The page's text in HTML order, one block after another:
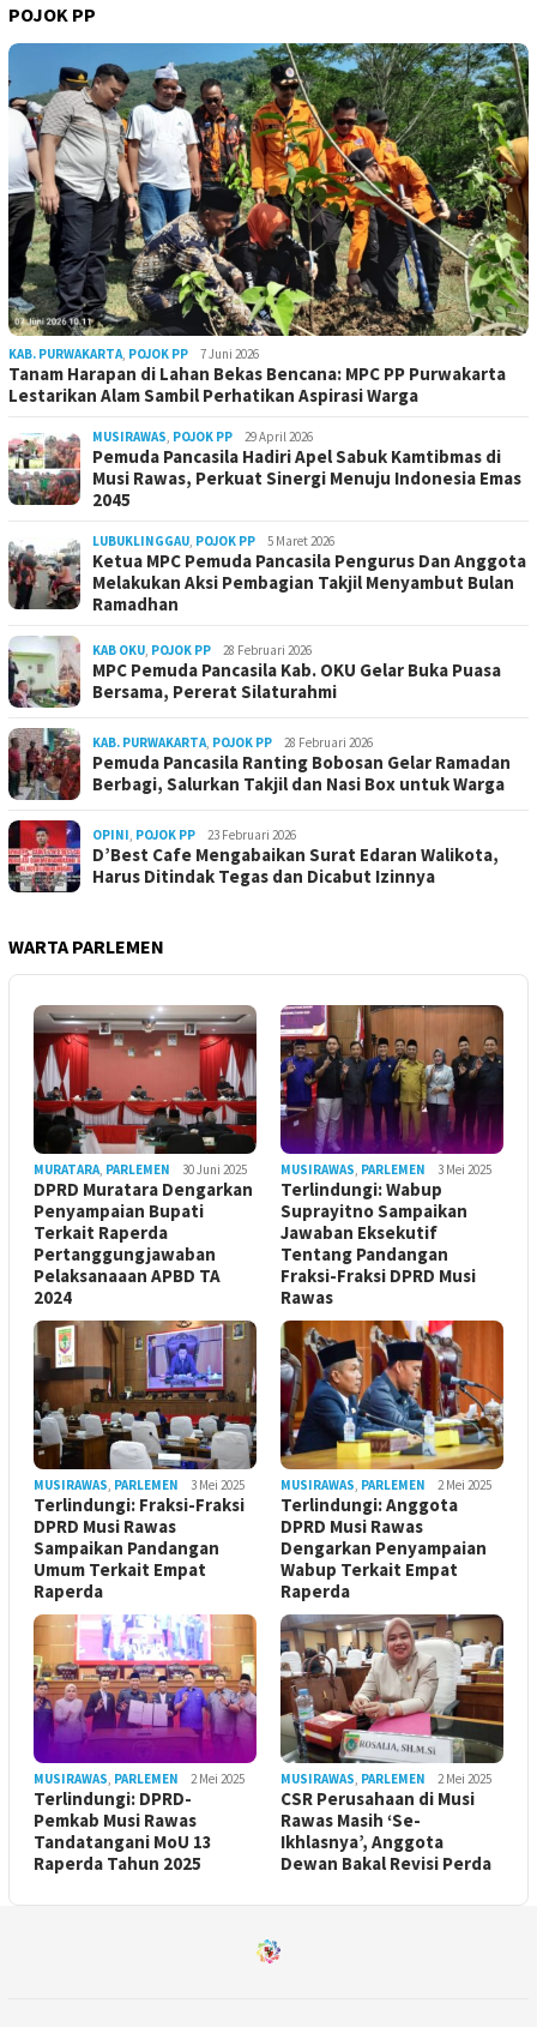
POJOK PP
KAB. PURWAKARTA POJOK PP 7 Juni 2026
Tanam Harapan di Lahan Bekas Bencana: MPC PP Purwakarta
Lestarikan Alam Sambil Perhatikan Aspirasi Warga
MUSIRAWAS POJOK PP 29 April 2026
Pemuda Pancasila Hadiri Apel Sabuk Kamtibmas di
Musi Rawas, Perkuat Sinergi Menuju Indonesia Emas
2045
LUBUKLINGGAU POJOK PP 5 Maret 2026
Ketua MPC Pemuda Pancasila Pengurus Dan Anggota
Melakukan Aksi Pembagian Takjil Menyambut Bulan
Ramadhan
KAB OKU POJOK PP 28 Februari 2026
MPC Pemuda Pancasila Kab. OKU Gelar Buka Puasa
Bersama, Pererat Silaturahmi
KAB. PURWAKARTA POJOK PP 28 Februari 2026
Pemuda Pancasila Ranting Bobosan Gelar Ramadan
Berbagi, Salurkan Takjil dan Nasi Box untuk Warga
OPINI POJOK PP 23 Februari 2026
D’Best Cafe Mengabaikan Surat Edaran Walikota,
Harus Ditindak Tegas dan Dicabut Izinnya
WARTA PARLEMEN
MURATARA PARLEMEN 30 Juni 2025
DPRD Muratara Dengarkan
Penyampaian Bupati
Terkait Raperda
Pertanggungjawaban
Pelaksanaaan APBD TA
2024
MUSIRAWAS PARLEMEN 3 Mei 2025
Terlindungi: Wabup
Suprayitno Sampaikan
Jawaban Eksekutif
Tentang Pandangan
Fraksi-Fraksi DPRD Musi
Rawas
MUSIRAWAS PARLEMEN 3 Mei 2025
Terlindungi: Fraksi-Fraksi
DPRD Musi Rawas
Sampaikan Pandangan
Umum Terkait Empat
Raperda
MUSIRAWAS PARLEMEN 2 Mei 2025
Terlindungi: Anggota
DPRD Musi Rawas
Dengarkan Penyampaian
Wabup Terkait Empat
Raperda
MUSIRAWAS PARLEMEN 2 Mei 2025
Terlindungi: DPRD-
Pemkab Musi Rawas
Tandatangani MoU 13
Raperda Tahun 2025
MUSIRAWAS PARLEMEN 2 Mei 2025
CSR Perusahaan di Musi
Rawas Masih ‘Se-
Ikhlasnya’, Anggota
Dewan Bakal Revisi Perda ‎